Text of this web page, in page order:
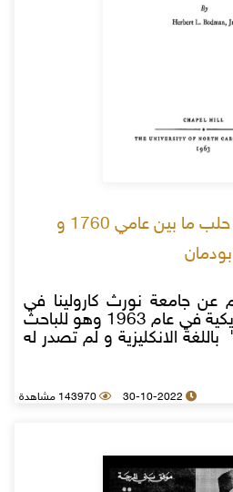
الفصائل السياسية في حلب ما بين عامي 1760 و
عن جامعة نورث كارولينا في
الولايات المتحدة الأمريكية في عام 1963 وهو للباحث
الانكليزية و لم تصدر له
30-10-2022 143970 مشاهدة